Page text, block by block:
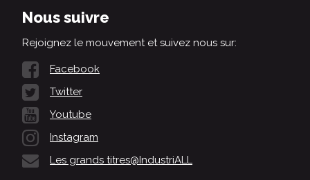
Nous suivre
Rejoignez le mouvement et suivez nous sur:
Facebook
Twitter
Youtube
Instagram
Les grands titres@IndustriALL